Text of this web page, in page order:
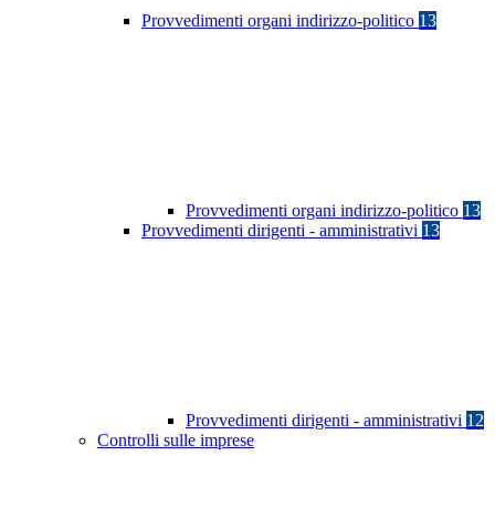
Provvedimenti organi indirizzo-politico 13
Provvedimenti organi indirizzo-politico 13
Provvedimenti dirigenti - amministrativi 13
Provvedimenti dirigenti - amministrativi 12
Controlli sulle imprese